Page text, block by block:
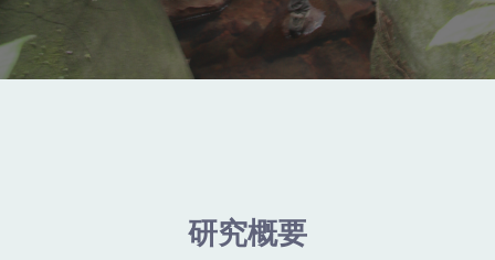
研究概要